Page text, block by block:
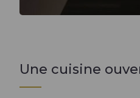
Une cuisine